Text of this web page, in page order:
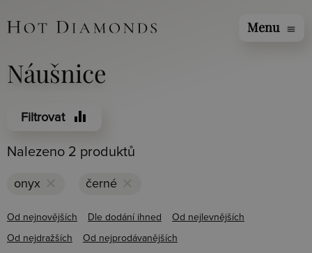
Menu menu
Náušnice
Filtrovat equalizer
Nalezeno 2 produktů
onyx clear černé clear
Od nejnovějších Dle dodání ihned Od nejlevnějších
Od nejdražších Od nejprodávanějších